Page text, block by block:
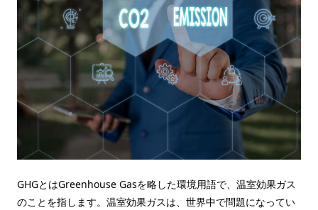
GHGとはGreenhouse Gasを略した環境用語で、温室効果ガス
のことを指します。温室効果ガスは、世界中で問題になってい